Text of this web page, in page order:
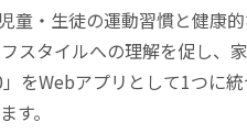
童・生徒の運動習慣と健康
スタイルへの理解を促し、
をWebアプリとして1つに
す。